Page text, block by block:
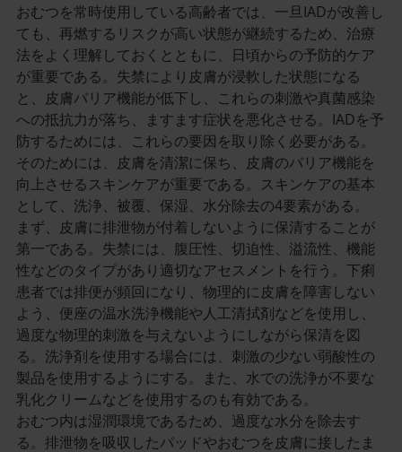
おむつを常時使用している高齢者では、一旦IADが改善し
ても、再燃するリスクが高い状態が継続するため、治療
法をよく理解しておくとともに、日頃からの予防的ケア
が重要である。失禁により皮膚が浸軟した状態になる
と、皮膚バリア機能が低下し、これらの刺激や真菌感染
への抵抗力が落ち、ますます症状を悪化させる。IADを予
防するためには、これらの要因を取り除く必要がある。
そのためには、皮膚を清潔に保ち、皮膚のバリア機能を
向上させるスキンケアが重要である。スキンケアの基本
として、洗浄、被覆、保湿、水分除去の4要素がある。
まず、皮膚に排泄物が付着しないように保清することが
第一である。失禁には、腹圧性、切迫性、溢流性、機能
性などのタイプがあり適切なアセスメントを行う。下痢
患者では排便が頻回になり、物理的に皮膚を障害しない
よう、便座の温水洗浄機能や人工清拭剤などを使用し、
過度な物理的刺激を与えないようにしながら保清を図
る。洗浄剤を使用する場合には、刺激の少ない弱酸性の
製品を使用するようにする。また、水での洗浄が不要な
乳化クリームなどを使用するのも有効である。
おむつ内は湿潤環境であるため、過度な水分を除去す
る。排泄物を吸収したパッドやおむつを皮膚に接したま